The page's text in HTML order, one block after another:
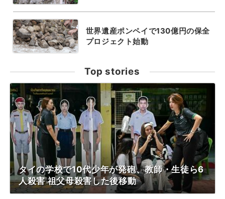
世界遺産ポンペイで130億円の保全
プロジェクト始動
Top stories
タイの学校で10代少年が発砲、教師・生徒ら6
人殺害 祖父母殺害した後移動